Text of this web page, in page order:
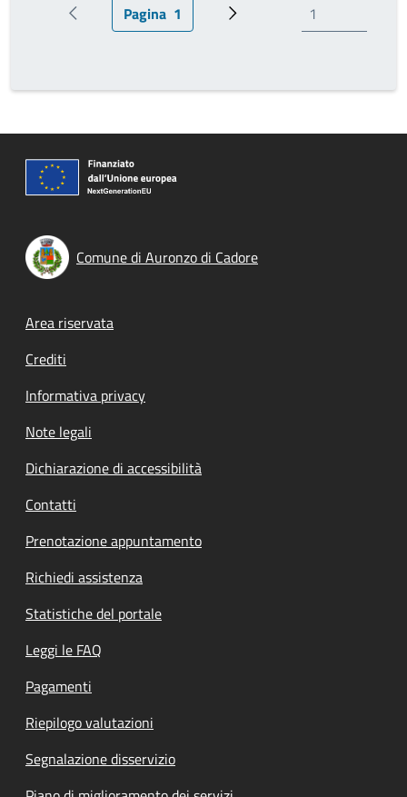
Pagina precedentePagina attuale
Pagina 1 Prossima pagina
Comune di Auronzo di Cadore
Footer menu
Area riservata
Crediti
Informativa privacy
Note legali
Dichiarazione di accessibilità
Contatti
Prenotazione appuntamento
Richiedi assistenza
Statistiche del portale
Leggi le FAQ
Pagamenti
Riepilogo valutazioni
Segnalazione disservizio